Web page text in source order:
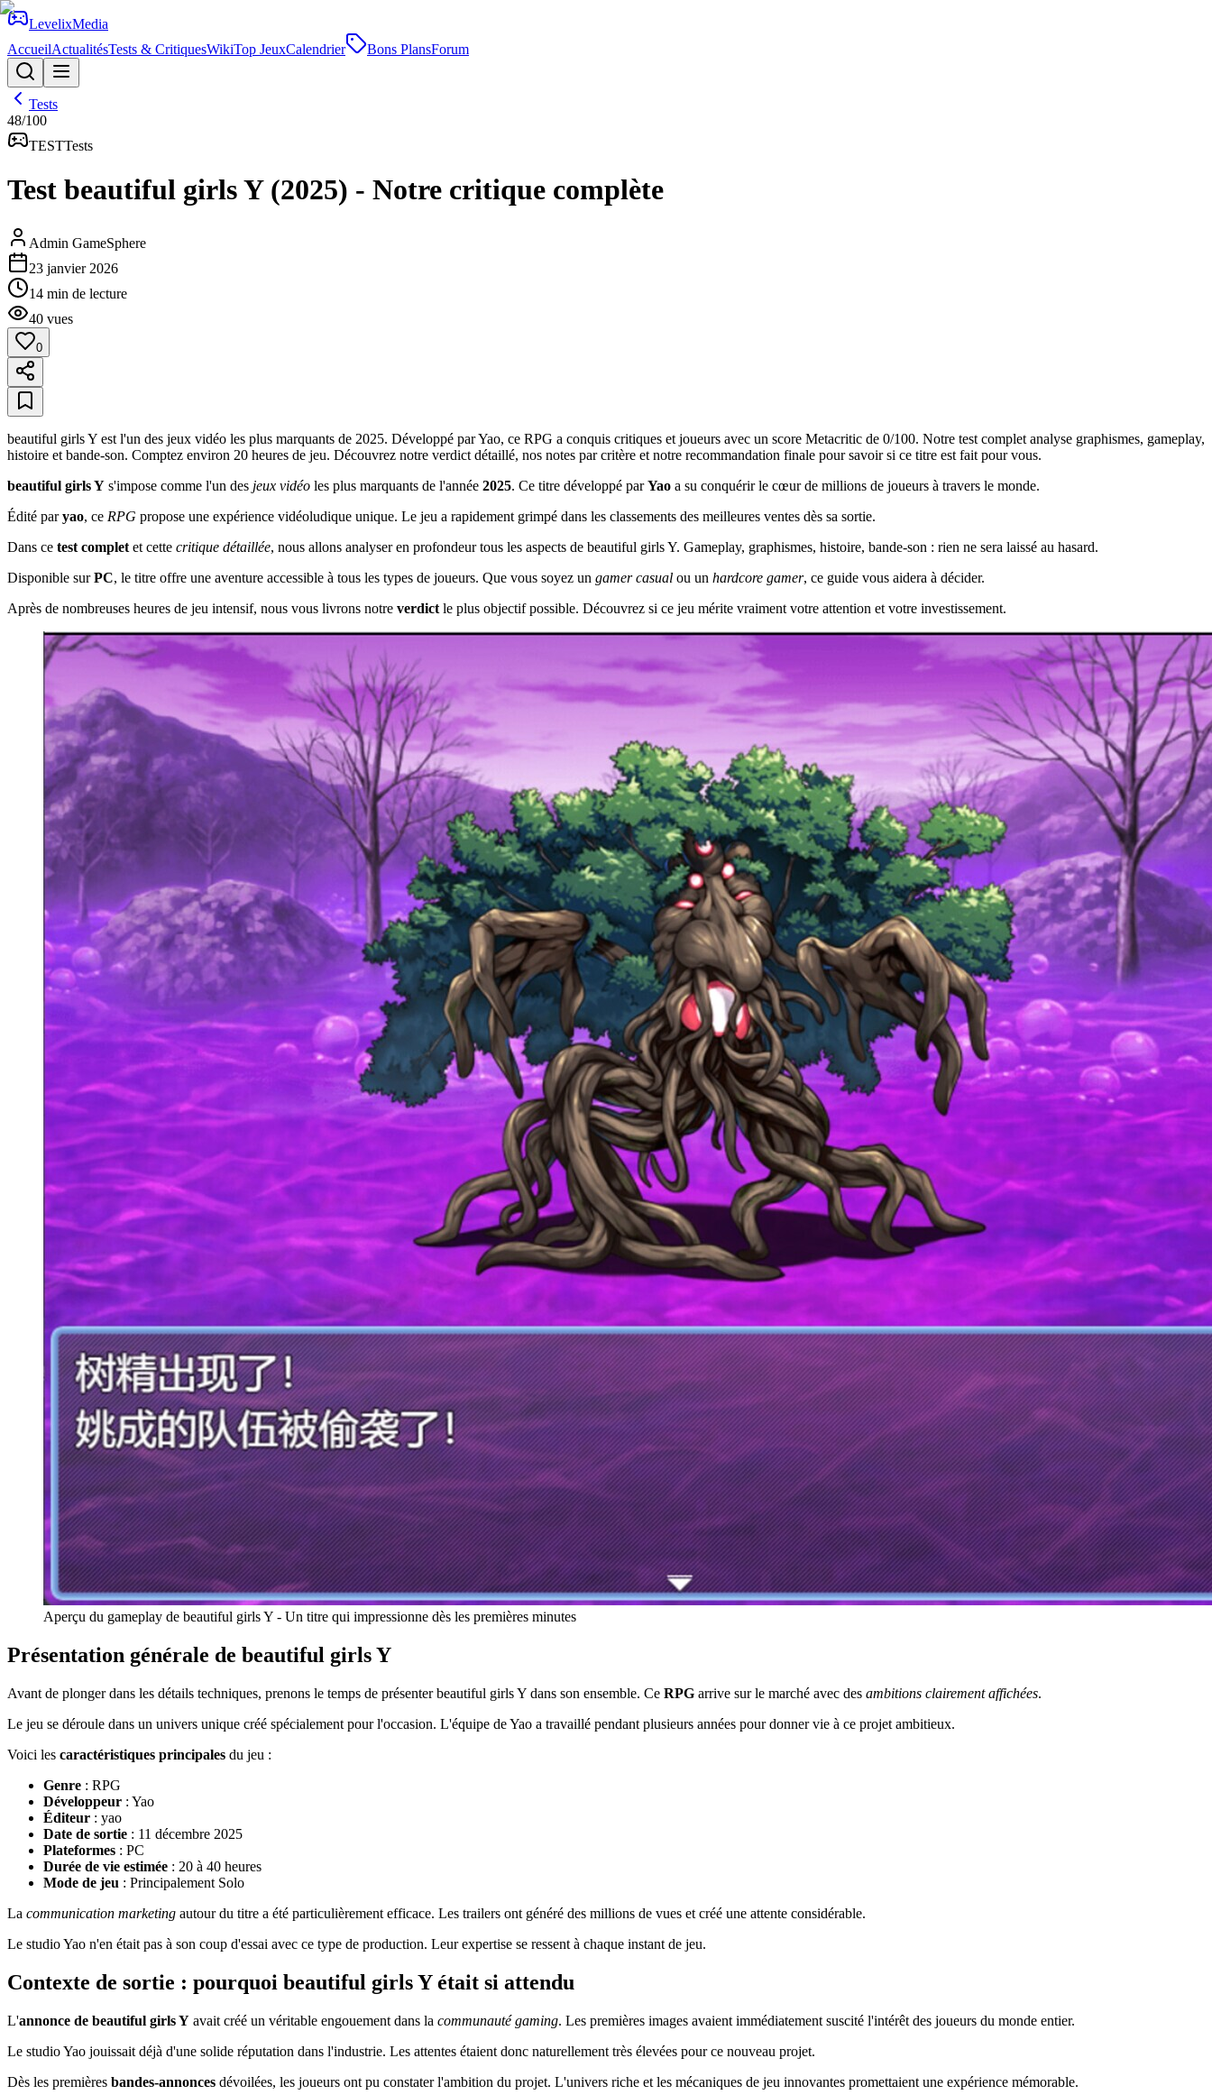
LevelixMedia
AccueilActualitésTests & CritiquesWikiTop JeuxCalendrier Bons PlansForum
Tests
48/100
TESTTests
Test beautiful girls Y (2025) - Notre critique complète
Admin GameSphere
23 janvier 2026
14 min de lecture
40 vues
0
beautiful girls Y est l'un des jeux vidéo les plus marquants de 2025. Développé par Yao, ce RPG a conquis critiques et joueurs avec un score Metacritic de 0/100. Notre test complet analyse graphismes, gameplay,
histoire et bande-son. Comptez environ 20 heures de jeu. Découvrez notre verdict détaillé, nos notes par critère et notre recommandation finale pour savoir si ce titre est fait pour vous.
beautiful girls Y s'impose comme l'un des jeux vidéo les plus marquants de l'année 2025. Ce titre développé parYao a su conquérir le cœur de millions de joueurs à travers le monde.
Édité paryao, ce RPG propose une expérience vidéoludique unique. Le jeu a rapidement grimpé dans les classements des meilleures ventes dès sa sortie.
Dans ce test complet et cette critique détaillée, nous allons analyser en profondeur tous les aspects de beautiful girls Y. Gameplay, graphismes, histoire, bande-son : rien ne sera laissé au hasard.
Disponible surPC, le titre offre une aventure accessible à tous les types de joueurs. Que vous soyez un gamer casual ou un hardcore gamer, ce guide vous aidera à décider.
Après de nombreuses heures de jeu intensif, nous vous livrons notre verdict le plus objectif possible. Découvrez si ce jeu mérite vraiment votre attention et votre investissement.
Aperçu du gameplay de beautiful girls Y - Un titre qui impressionne dès les premières minutes
Présentation générale de beautiful girls Y
Avant de plonger dans les détails techniques, prenons le temps de présenter beautiful girls Y dans son ensemble. Ce RPG arrive sur le marché avec des ambitions clairement affichées.
Le jeu se déroule dans un univers unique créé spécialement pour l'occasion. L'équipe de Yao a travaillé pendant plusieurs années pour donner vie à ce projet ambitieux.
Voici les caractéristiques principales du jeu :
Genre : RPG
Développeur : Yao
Éditeur : yao
Date de sortie : 11 décembre 2025
Plateformes : PC
Durée de vie estimée : 20 à 40 heures
Mode de jeu : Principalement Solo
La communication marketing autour du titre a été particulièrement efficace. Les trailers ont généré des millions de vues et créé une attente considérable.
Le studio Yao n'en était pas à son coup d'essai avec ce type de production. Leur expertise se ressent à chaque instant de jeu.
Contexte de sortie : pourquoi beautiful girls Y était si attendu
L'annonce de beautiful girls Y avait créé un véritable engouement dans la communauté gaming. Les premières images avaient immédiatement suscité l'intérêt des joueurs du monde entier.
Le studio Yao jouissait déjà d'une solide réputation dans l'industrie. Les attentes étaient donc naturellement très élevées pour ce nouveau projet.
Dès les premières bandes-annonces dévoilées, les joueurs ont pu constater l'ambition du projet. L'univers riche et les mécaniques de jeu innovantes promettaient une expérience mémorable.